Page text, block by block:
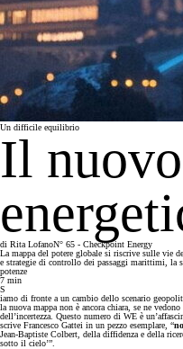
Un difficile equilibrio
Il
di Rita LofanoN° 65 - Checkpoint Energy
La mappa del potere globale si riscrive sulle vie
e strategie di controllo dei passaggi marittimi, la
potenze
7 min
S
iamo di fronte a un cambio dello scenario
la nuova mappa non è ancora chiara, se ne
dell’incertezza. Questo numero di WE è
scrive Francesco Gattei in un pezzo esemplare, “
Jean-Baptiste Colbert, della diffidenza e della
sotto il cielo’”.